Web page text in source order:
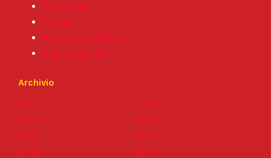
Facebook
TikTok
Ass.ne Scintilla ETS
Sito “Lenin 100”
Archivio
2021
2020
2019
2018
2013
2012
2011
2010